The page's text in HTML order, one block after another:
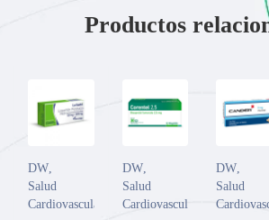
Productos
DW
Salud
Cardiovascular
DW,
Salud
Cardiovascular
DW
Salud